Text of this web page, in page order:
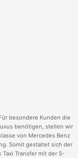
besondere Kunden die
benötigen, stellen wir
von Mercedes Benz
Somit gestaltet sich der
Taxi Transfer mit der S-